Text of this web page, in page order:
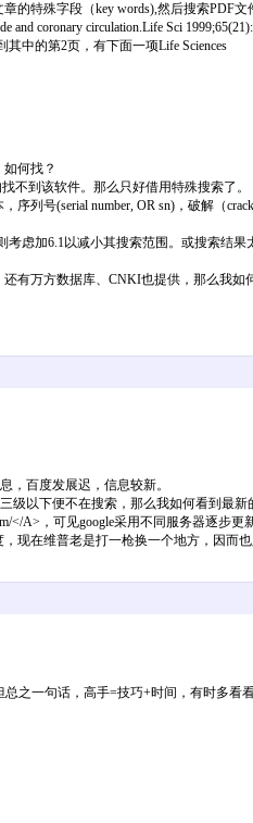
特殊字段（key words),然后搜索PDF
coronary circulation.Life Sci
其中的第2页，有下面一项Life Sciences
何找？
不到该软件。那么只好借用特殊搜索了。
列号(serial number, OR sn)，破解（
虑加6.1以减小其搜索范围。或搜索结
有万方数据库、CNKI也提供，那么我如
，百度发展迟，信息较新。
以下便不在搜索，那么我如何看到最新
</A>，可见google采用不同服务器逐
现在维普老是打一枪换一个地方，因
之一句话，高手=技巧+时间，有时多看